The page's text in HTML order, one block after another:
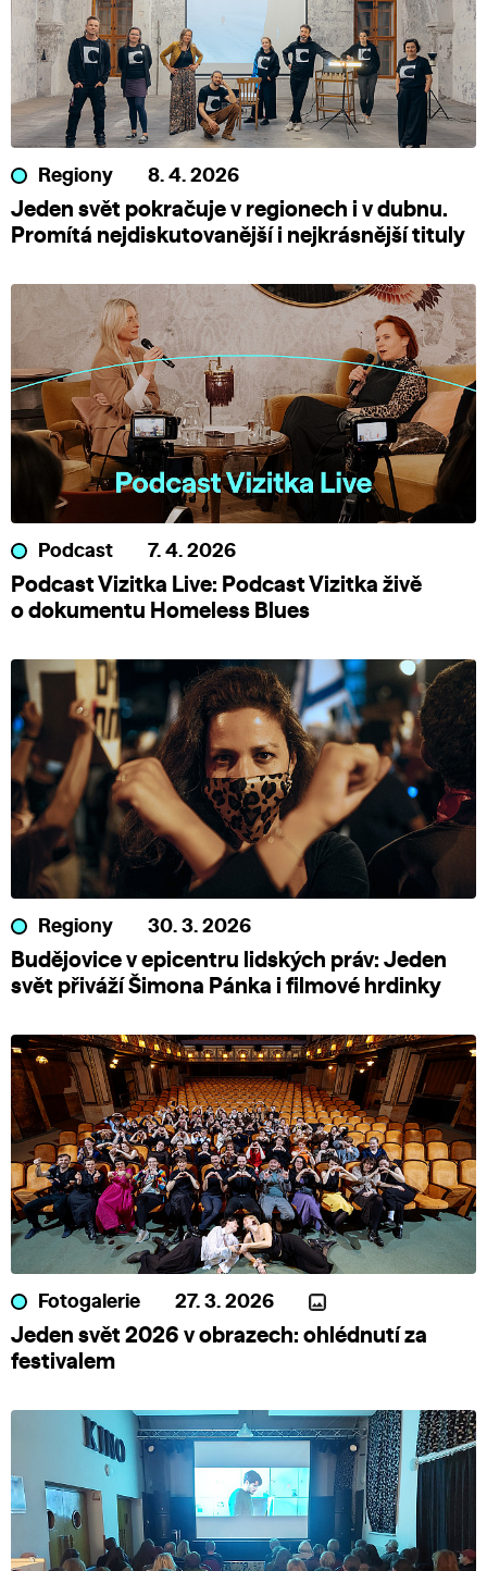
Regiony 8. 4. 2026
Jeden svět pokračuje v regionech i v dubnu.
Promítá nejdiskutovanější i nejkrásnější tituly
Podcast 7. 4. 2026
Podcast Vizitka Live: Podcast Vizitka živě
o dokumentu Homeless Blues
Regiony 30. 3. 2026
Budějovice v epicentru lidských práv: Jeden
svět přiváží Šimona Pánka i filmové hrdinky
Fotogalerie 27. 3. 2026
Jeden svět 2026 v obrazech: ohlédnutí za
festivalem